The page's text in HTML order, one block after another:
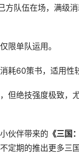
队伍在场，满级
单队运用。
60策书，适用性
绝技强度极致，
伙伴带来的 《三国
定期的推出更多三